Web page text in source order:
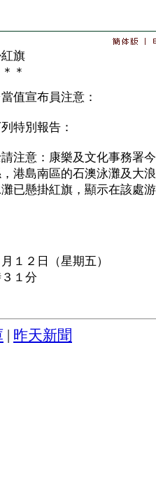
旗
＊
值宣布員注意：
特別報告：
意：康樂及文化事務署今
港島南區的石澳泳灘及大
已懸掛紅旗，顯示在該處
１２日（星期五）
１分
昨天新聞